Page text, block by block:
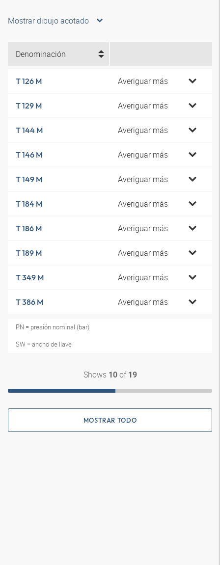
Mostrar dibujo acotado
Denominación
T 126 M Averiguar más
T 129 M Averiguar más
T 144 M Averiguar más
T 146 M Averiguar más
T 149 M Averiguar más
T 184 M Averiguar más
T 186 M Averiguar más
T 189 M Averiguar más
T 349 M Averiguar más
T 386 M Averiguar más
PN = presión nominal (bar)
SW = ancho de llave
Shows 10of 19
MOSTRAR TODO